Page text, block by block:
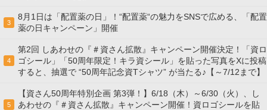
3
8月1日は「配置薬の日」！“配置薬“の魅力をSNSで広める、「配置
薬の日キャンペーン」開催
4
第2回 しあわせの『＃資さん拡散』キャンペーン開催決定！「資ロ
ゴシール」「50周年限定！キラ資シール」を貼った写真をXに投稿
すると、抽選で “50周年記念資Tシャツ” が当たる♪【～7/12まで】
5
【資さん50周年特別企画 第3弾！】6/18（木）～6/30（火）、し
あわせの『＃資さん拡散』キャンペーン開催！資ロゴシールを貼